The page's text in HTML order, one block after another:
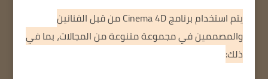
يتم استخدام برنامج Cinema 4D من قبل الفنانين
والمصممين في مجموعة متنوعة من المجالات، بما في
ذلك: